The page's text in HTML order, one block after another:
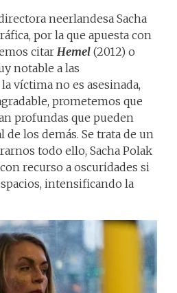
neerlandesa Sacha
por la que apuesta con
citar Hemel (2012) o
notable a las
víctima no es asesinada,
prometemos que
profundas que pueden
de los demás. Se trata de un
todo ello, Sacha Polak
recurso a oscuridades si
intensificando la